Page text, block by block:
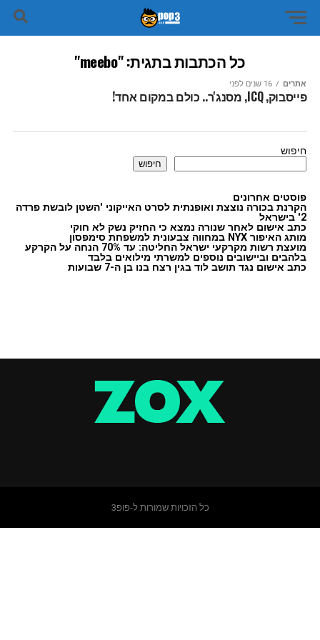
כל הכתבות בתגית: "meebo"
אתרים 16 שנים לפני
פייסבוק, ICQ, מסנג'ר.. כולם במקום אחד!
חיפוש
חיפוש
פוסטים אחרונים
הקרנת בכורה נוצצת ואופנתית לסרט האייקוני 'השטן לובשת פרדה
2' בישראל
כתב אישום לאחר שנורה נמצא כי החזיק נשק לא חוקי
מותג האיפור NYX במחווה צבעונית למשפחת סימפסון
מועצת רשות מקרקעי ישראל החליטה: עד 70% הנחה על הקרקע
בלהבים וביישובים נוספים למשרתי מילואים בלבד
כתב אישום נגד תושב לוד בגין רצח בנו בן ה-7 שבועות
כל הזכויות שמורות ל-פופ3